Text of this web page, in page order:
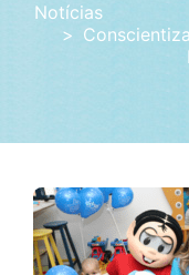
Notícias